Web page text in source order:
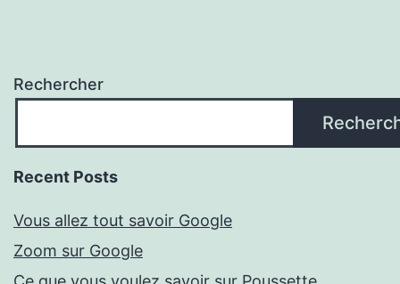
Rechercher
Recent Posts
Vous allez tout savoir Google
Zoom sur Google